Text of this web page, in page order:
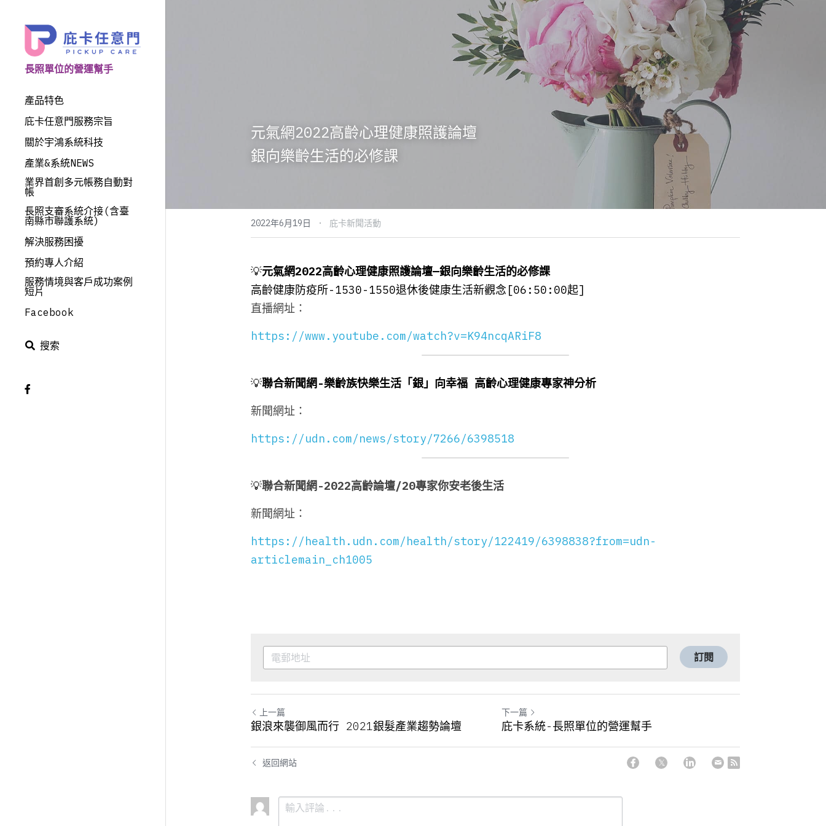
長照單位的營運幫手
產品特色
庇卡任意門服務宗旨
關於宇鴻系統科技
產業&系統NEWS
業界首創多元帳務自動對
帳
長照支審系統介接(含臺
南縣市聯護系統)
解決服務困擾
預約專人介紹
服務情境與客戶成功案例
短片
Facebook
搜索
元氣網2022高齡心理健康照護論壇
銀向樂齡生活的必修課
2022年6月19日 · 庇卡新聞活動
💡元氣網2022高齡心理健康照護論壇—銀向樂齡生活的必修課
高齡健康防疫所-1530-1550退休後健康生活新觀念[06:50:00起]
直播網址：
https://www.youtube.com/watch?v=K94ncqARiF8
💡聯合新聞網-樂齡族快樂生活「銀」向幸福 高齡心理健康專家神分析
新聞網址：
https://udn.com/news/story/7266/6398518
💡聯合新聞網-2022高齡論壇/20專家你安老後生活
新聞網址：
https://health.udn.com/health/story/122419/6398838?from=udn-
articlemain_ch1005
訂閱
上一篇
銀浪來襲御風而行 2021銀髮產業趨勢論壇
下一篇
庇卡系統-長照單位的營運幫手
返回網站